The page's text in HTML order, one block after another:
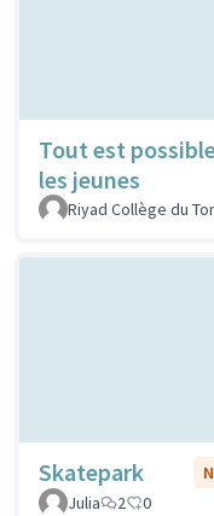
Tout est
les jeunes
Riyad Collège du
Skatepark
Julia
2 0